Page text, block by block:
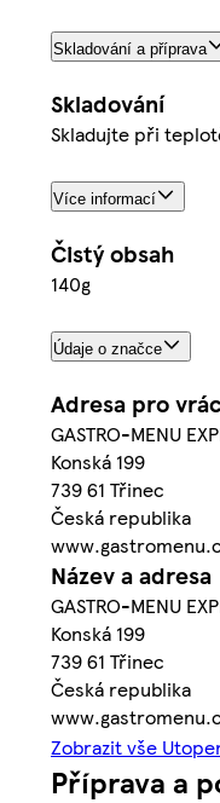
Skladování a příprava
Skladování
Skladujte při
Více informací
Čistý obsah
140g
Údaje o značce
Adresa pro
GASTRO-MENU
Konská 199
739 61 Třinec
Česká republika
Název a adresa
GASTRO-MENU
Konská 199
739 61 Třinec
Česká republika
Zobrazit vše
Příprava a